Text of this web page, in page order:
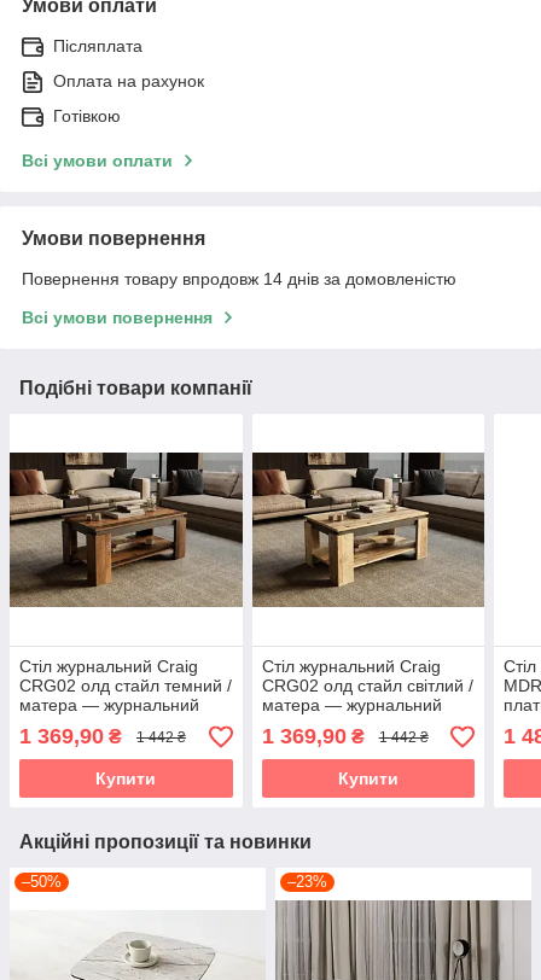
Умови оплати
Післяплата
Оплата на рахунок
Готівкою
Всі умови оплати
Умови повернення
Повернення товару впродовж 14 днів за домовленістю
Всі умови повернення
Подібні товари компанії
Стіл журнальний Craig
CRG02 олд стайл темний /
матера — журнальний
столик у стилі лофт для
сучасної вітальні Accord
1 369,90 ₴ 1 442 ₴
Купити
Стіл журнальний Craig
CRG02 олд стайл світлий /
матера — журнальний
столик у стилі лофт для
сучасної вітальні Accord
1 369,90₴ 1 442 ₴
Купити
1
Акційні пропозиції та новинки
–50% –23%